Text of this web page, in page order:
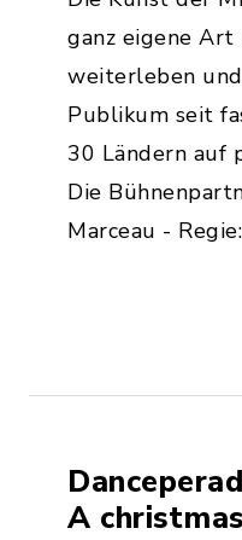
ganz eigene Art
weiterleben
Publikum seit
30 Ländern auf
Die
Marceau -
A